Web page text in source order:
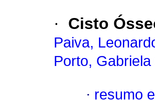
· Cisto
Paiva,
Porto,
· resumo